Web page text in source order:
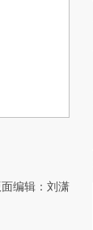
面编辑：刘潇